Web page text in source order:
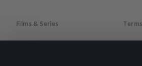
Films & Series